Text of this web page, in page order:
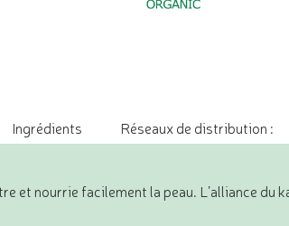
Ingrédients Réseaux de distribution :
nourrie facilement la peau. L’alliance du